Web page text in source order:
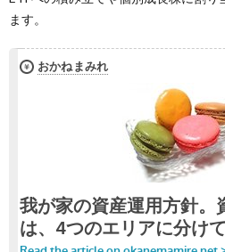
ます。